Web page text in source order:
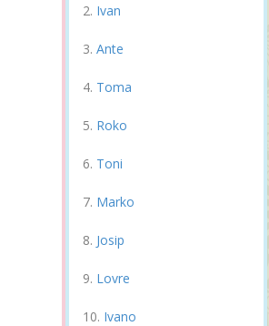
Ivan
Ante
Toma
Roko
Toni
Marko
Josip
Lovre
Ivano